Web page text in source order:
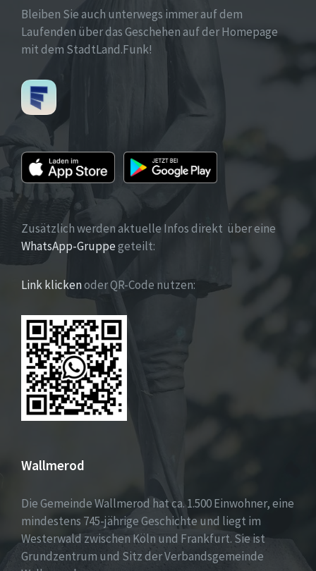
Bleiben Sie auch unterwegs immer auf dem
Laufenden über das Geschehen auf der Homepage
mit dem StadtLand.Funk!
Zusätzlich werden aktuelle Infos direkt über eine
WhatsApp-Gruppegeteilt:
Link klickenoder QR-Code nutzen:
Wallmerod
Die Gemeinde Wallmerod hat ca. 1.500 Einwohner, eine
mindestens 745-jährige Geschichte und liegt im
Westerwald zwischen Köln und Frankfurt. Sie ist
Grundzentrum und Sitz der Verbandsgemeinde